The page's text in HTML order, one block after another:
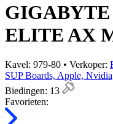
GIGABYTE
ELITE AX
Kavel: 979-80 • Verkoper:
SUP Boards, Apple,
Biedingen: 13
Favorieten: